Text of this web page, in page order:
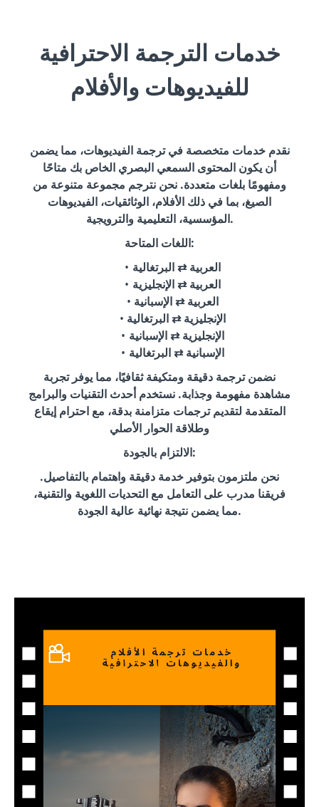
خدمات الترجمة الاحترافية
للفيديوهات والأفلام
نقدم خدمات متخصصة في ترجمة الفيديوهات، مما يضمن
أن يكون المحتوى السمعي البصري الخاص بك متاحًا
ومفهومًا بلغات متعددة. نحن نترجم مجموعة متنوعة من
الصيغ، بما في ذلك الأفلام، الوثائقيات، الفيديوهات
المؤسسية، التعليمية والترويجية.
اللغات المتاحة:
العربية ⇄ البرتغالية
العربية ⇄ الإنجليزية
العربية ⇄ الإسبانية
الإنجليزية ⇄ البرتغالية
الإنجليزية ⇄ الإسبانية
الإسبانية ⇄ البرتغالية
نضمن ترجمة دقيقة ومتكيفة ثقافيًا، مما يوفر تجربة
مشاهدة مفهومة وجذابة. نستخدم أحدث التقنيات والبرامج
المتقدمة لتقديم ترجمات متزامنة بدقة، مع احترام إيقاع
وطلاقة الحوار الأصلي
الالتزام بالجودة:
نحن ملتزمون بتوفير خدمة دقيقة واهتمام بالتفاصيل.
فريقنا مدرب على التعامل مع التحديات اللغوية والتقنية،
مما يضمن نتيجة نهائية عالية الجودة.